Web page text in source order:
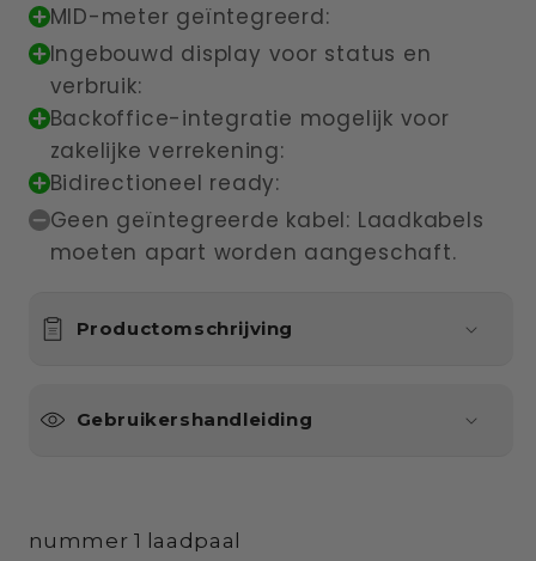
MID-meter geïntegreerd:
Ingebouwd display voor status en
verbruik:
Backoffice-integratie mogelijk voor
zakelijke verrekening:
Bidirectioneel ready:
Geen geïntegreerde kabel: Laadkabels
moeten apart worden aangeschaft.
Productomschrijving
Gebruikershandleiding
nummer 1 laadpaal